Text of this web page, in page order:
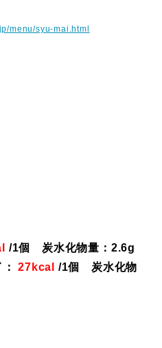
menu/syu-mai.html
/1個 炭水化物量：2.6g
27kcal
/1個 炭水化物